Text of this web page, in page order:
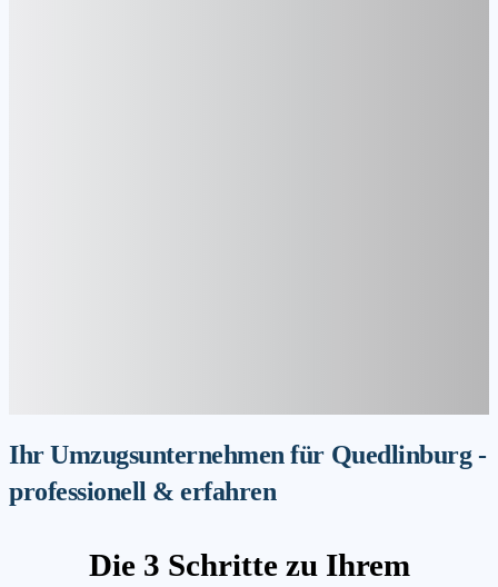
Ihr Umzugsunternehmen für Quedlinburg -
professionell & erfahren
Die 3 Schritte zu Ihrem